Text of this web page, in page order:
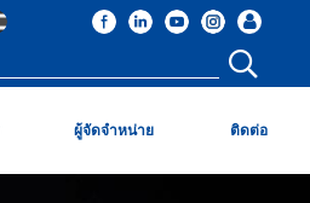
ผู้จัดจำหน่าย ติดต่อ